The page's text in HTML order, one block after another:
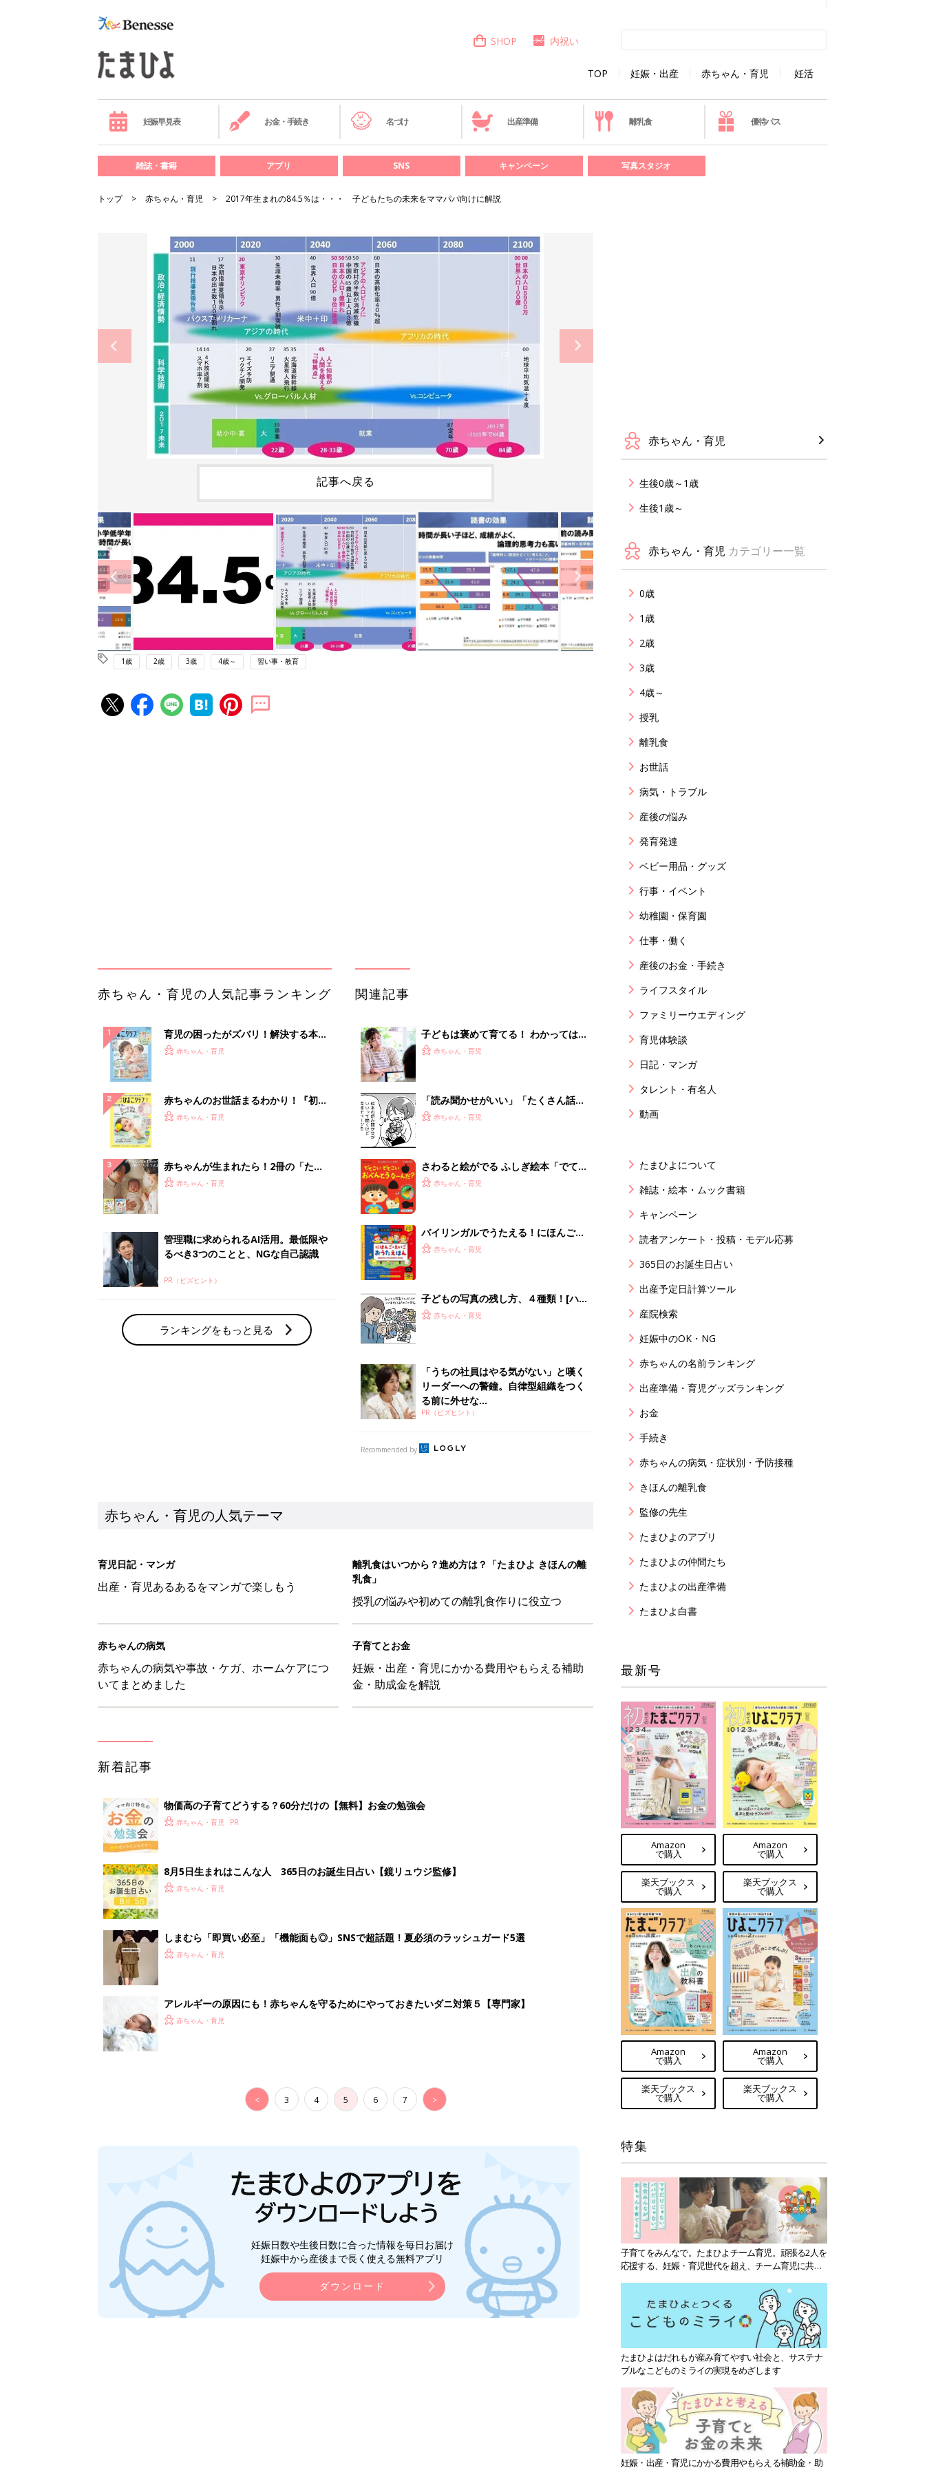
TOP 妊娠・出産 赤ちゃん・育児 妊活
SHOP 内祝い
妊娠早見表 お金・手続き 名づけ 出産準備 離乳食 優待パス
雑誌・書籍 アプリ SNS キャンペーン 写真スタジオ
トップ 赤ちゃん・育児 2017年生まれの84.5％は・・・ 子どもたちの未来をママパパ向けに解説
記事へ戻る
1歳 2歳 3歳 4歳～ 習い事・教育
るべき3つのことと、NGな自己認識
PR（ビズヒント）
ランキングをもっと見る
た絵本）
リーダーへの警鐘。自律型組織をつく
る前に外せな...
PR（ビズヒント）
赤ちゃん・育児の人気テーマ
育児日記・マンガ
離乳食はいつから？進め方は？「たまひよ きほんの離
授乳の悩みや初めての離乳食作りに役立つ
子育てとお金
妊娠・出産・育児にかかる費用やもらえる補助
金・助成金を解説
物価高の子育てどうする？60分だけの【無料】お金の勉強会
赤ちゃん・育児
8月5日生まれはこんな人 365日のお誕生日占い【鏡リュウジ監修】
赤ちゃん・育児
しまむら「即買い必至」「機能面も◎」SNSで超話題！夏必須のラッシュガード5選
< 3 4 5 6 7 >
赤ちゃん・育児
生後0歳～1歳
生後1歳～
赤ちゃん・育児 カテゴリー一覧
0歳
1歳
2歳
3歳
4歳～
授乳
離乳食
お世話
病気・トラブル
産後の悩み
発育発達
ベビー用品・グッズ
行事・イベント
幼稚園・保育園
仕事・働く
産後のお金・手続き
ライフスタイル
ファミリーウエディング
育児体験談
日記・マンガ
タレント・有名人
動画
たまひよについて
雑誌・絵本・ムック書籍
キャンペーン
読者アンケート・投稿・モデル応募
365日のお誕生日占い
出産予定日計算ツール
産院検索
妊娠中のOK・NG
赤ちゃんの名前ランキング
出産準備・育児グッズランキング
お金
手続き
赤ちゃんの病気・症状別・予防接種
きほんの離乳食
監修の先生
たまひよのアプリ
たまひよの仲間たち
たまひよの出産準備
たまひよ白書
最新号
Amazon
で購入
楽天ブックス
で購入
Amazon
で購入
楽天ブックス
で購入
Amazon
で購入
楽天ブックス
で購入
Amazon
で購入
楽天ブックス
で購入
特集
子育てをみんなで。たまひよチーム育児。頑張る2人を
応援する、妊娠・育児世代を超え、チーム育児に共感
たまひよはだれもが産み育てやすい社会と、サステナ
ブルなこどものミライの実現をめざします
妊娠・出産・育児にかかる費用やもらえる補助金・助